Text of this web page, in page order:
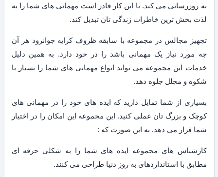
به روزرسانی می کند. با این کار قادر است مهمانی های شما را به
لذت بخش ترین خاطرات زندگی تان تبدیل کند.
تجهیز مجالس در مجموعه با سابقه ظروف کرایه جوانرود هر آن
چه مورد نیاز یک مهمانی باشد را در خود دارد. به همین دلیل
خدمات این مجموعه می تواند انواع مهمانی های شما را بسیار با
شکوه و مجلل جلوه دهد.
بسیاری از شما تمایل دارید که ایده های خود را در مهمانی های
کوچک و بزرگ تان عملی کنید. این مجموعه این امکان را در اختیار
شما قرار می دهد. به این صورت که :
کارشناس های مجموعه ایده های شما را به شکلی حرفه ای
مطابق با استانداردهای به روز دنیا طراحی می کنند.